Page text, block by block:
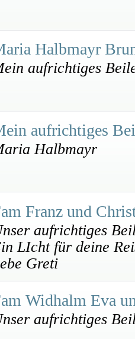
Halbmayr
aufrichtiges
aufrichtiges
Halbmayr
Franz und
aufrichtiges
LIcht für deine
Greti
Widhalm Eva
aufrichtiges